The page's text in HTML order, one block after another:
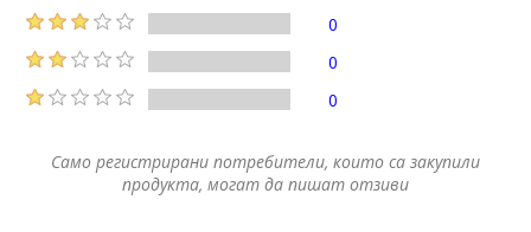
0
0
0
Само регистрирани потребители, които са закупили
продукта, могат да пишат отзиви